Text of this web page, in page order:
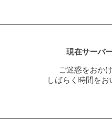
現在サーバ
ご迷惑をおか
しばらく時間を